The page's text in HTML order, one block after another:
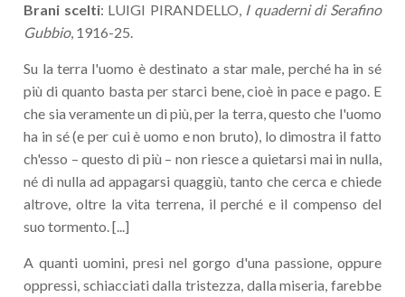
Brani scelti: LUIGI PIRANDELLO,I quaderni di Serafino
Gubbio, 1916-25.
Su la terra l'uomo è destinato a star male, perché ha in sé
più di quanto basta per starci bene, cioè in pace e pago. E
che sia veramente un di più, per la terra, questo che l'uomo
ha in sé (e per cui è uomo e non bruto), lo dimostra il fatto
ch'esso – questo di più – non riesce a quietarsi mai in nulla,
né di nulla ad appagarsi quaggiù, tanto che cerca e chiede
altrove, oltre la vita terrena, il perché e il compenso del
suo tormento. [...]
A quanti uomini, presi nel gorgo d'una passione, oppure
oppressi, schiacciati dalla tristezza, dalla miseria, farebbe